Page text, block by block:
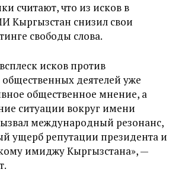
считают, что из исков в
Кыргызстан снизил свои
свободы слова.
исков против
деятелей уже
общественное мнение, а
ситуации вокруг имени
международный резонанс,
ущерб репутации президента и
имиджу Кыргызстана», —